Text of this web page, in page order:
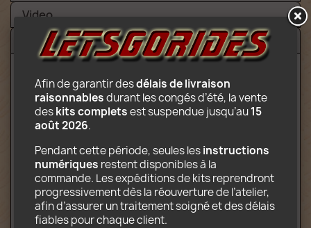
Video
Avis (4)
Contenu :
2 nacelles à l'extrémité de bras en
rotation tournent en sens inverse
Caisse
Camion de transport
Décors imprimés sur papier photo
CD-Rom reprenant les instructions de
montage et de transport (.pdf) et les
décors (.jpg)
Afin de garantir des délais de livraison
raisonnables durant les congés d’été, la vente
des kits complets est suspendue jusqu’au 15
août 2026.
Pendant cette période, seules les instructions
numériques restent disponibles à la
commande. Les expéditions de kits reprendront
progressivement dès la réouverture de l’atelier,
afin d’assurer un traitement soigné et des délais
fiables pour chaque client.